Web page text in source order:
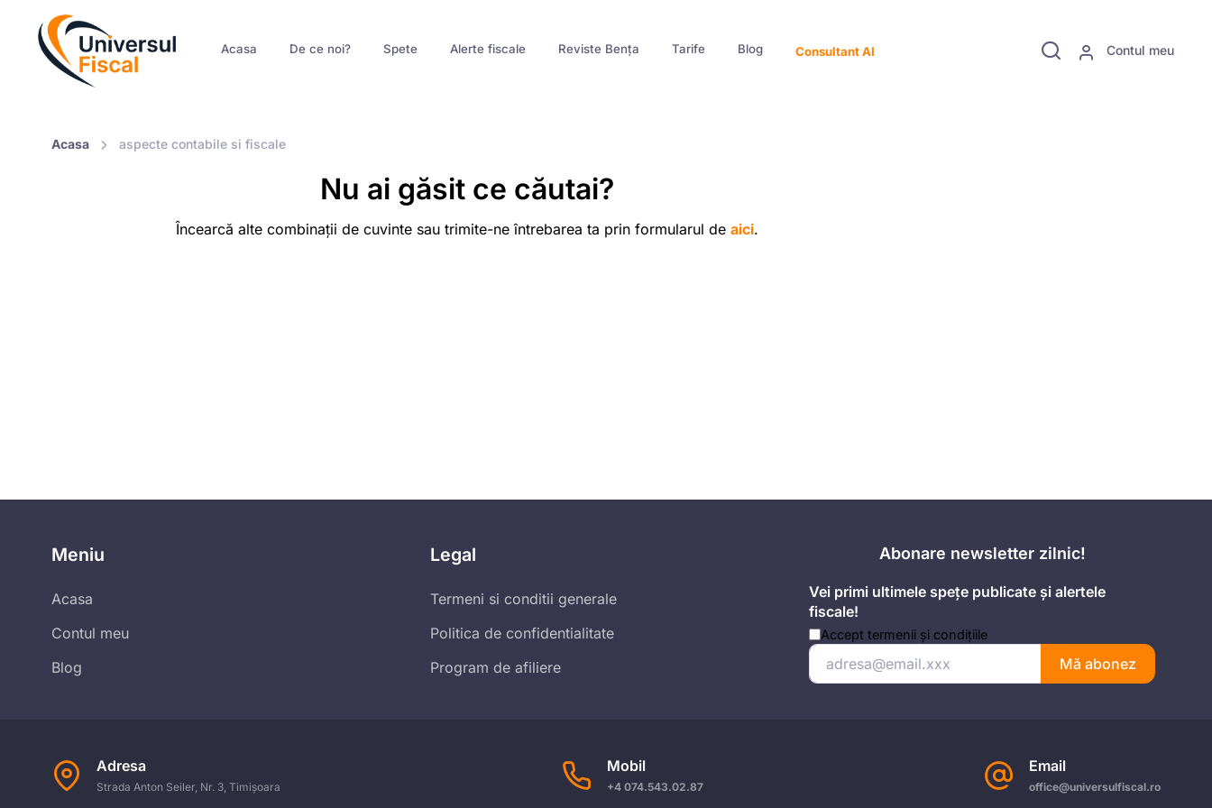
Contul meu
Acasa De ce noi? Spete Alerte fiscale Reviste Bența Tarife Blog Consultant AI
Acasa aspecte contabile si fiscale
Nu ai găsit ce căutai?
Încearcă alte combinații de cuvinte sau trimite-ne întrebarea ta prin formularul de aici.
Meniu
Acasa
Contul meu
Blog
Legal
Termeni si conditii generale
Politica de confidentialitate
Program de afiliere
Abonare newsletter zilnic!
Vei primi ultimele spețe publicate și alertele
fiscale!
Accept termenii și condițiile
Mă abonez
Adresa
Strada Anton Seiler, Nr. 3, Timișoara
Mobil
+4 074.543.02.87
Email
office@universulfiscal.ro